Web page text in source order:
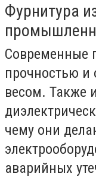
Фурнитура
Современные
прочностью и
весом. Также
чему они
аварийных